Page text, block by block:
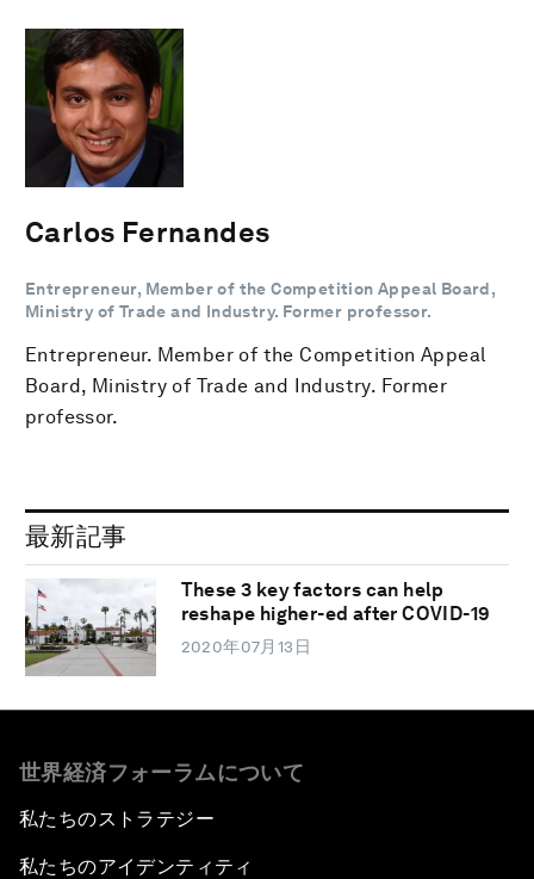
Carlos Fernandes
Entrepreneur, Member of the Competition Appeal Board,
Ministry of Trade and Industry. Former professor.
Entrepreneur. Member of the Competition Appeal
Board, Ministry of Trade and Industry. Former
professor.
最新記事
These 3 key factors can help
reshape higher-ed after COVID-19
2020年07月13日
世界経済フォーラムについて
私たちのストラテジー
私たちのアイデンティティ